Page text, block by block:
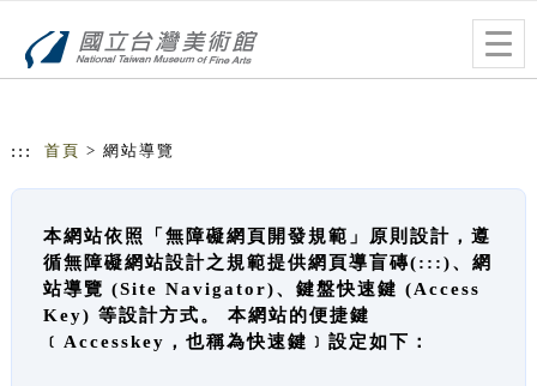
::: 首頁 > 網站導覽
本網站依照「無障礙網頁開發規範」原則設計，遵
循無障礙網站設計之規範提供網頁導盲磚(:::)、網
站導覽 (Site Navigator)、鍵盤快速鍵 (Access
Key) 等設計方式。 本網站的便捷鍵
﹝Accesskey，也稱為快速鍵﹞設定如下：